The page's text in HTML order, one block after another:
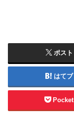
ポスト
はてブ
Pocket